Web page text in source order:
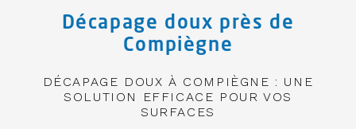
Décapage doux près de
Compiègne
DÉCAPAGE DOUX À COMPIÈGNE : UNE
SOLUTION EFFICACE POUR VOS
SURFACES